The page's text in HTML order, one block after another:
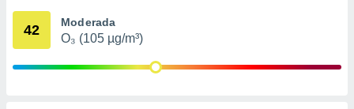
através
42 Moderada
O₃ (105 µg/m³)